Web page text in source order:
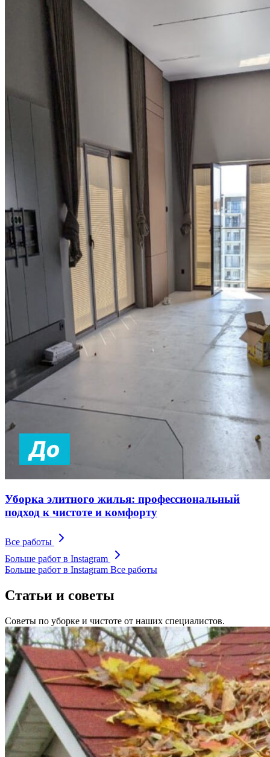
Уборка элитного жилья: профессиональный
подход к чистоте и комфорту
Все работы
Больше работ в Instagram
Больше работ в Instagram Все работы
Статьи и советы
Советы по уборке и чистоте от наших специалистов.